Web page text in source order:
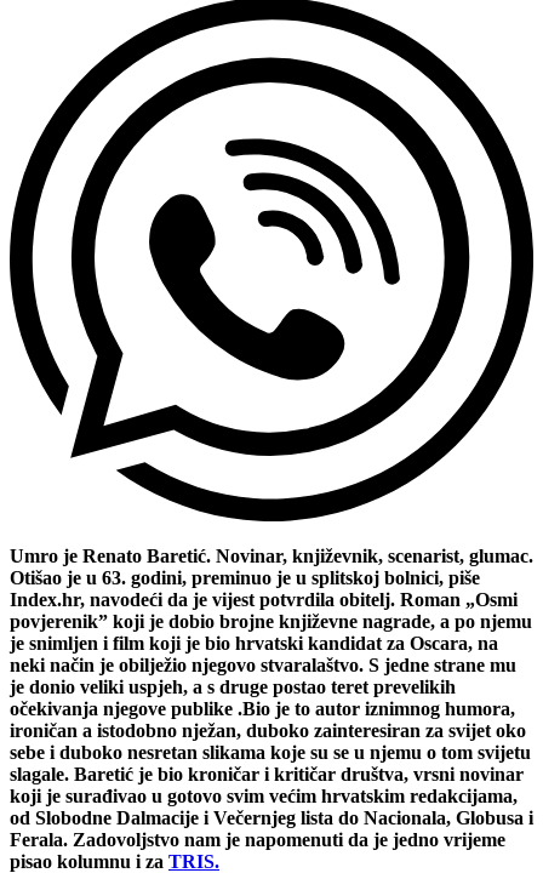
Umro je Renato Baretić. Novinar, književnik, scenarist, glumac.
Otišao je u 63. godini, preminuo je u splitskoj bolnici, piše
Index.hr, navodeći da je vijest potvrdila obitelj. Roman „Osmi
povjerenik” koji je dobio brojne književne nagrade, a po njemu
je snimljen i film koji je bio hrvatski kandidat za Oscara, na
neki način je obilježio njegovo stvaralaštvo. S jedne strane mu
je donio veliki uspjeh, a s druge postao teret prevelikih
očekivanja njegove publike .Bio je to autor iznimnog humora,
ironičan a istodobno nježan, duboko zainteresiran za svijet oko
sebe i duboko nesretan slikama koje su se u njemu o tom svijetu
slagale. Baretić je bio kroničar i kritičar društva, vrsni novinar
koji je surađivao u gotovo svim većim hrvatskim redakcijama,
od Slobodne Dalmacije i Večernjeg lista do Nacionala, Globusa i
Ferala. Zadovoljstvo nam je napomenuti da je jedno vrijeme
pisao kolumnu i za TRIS.